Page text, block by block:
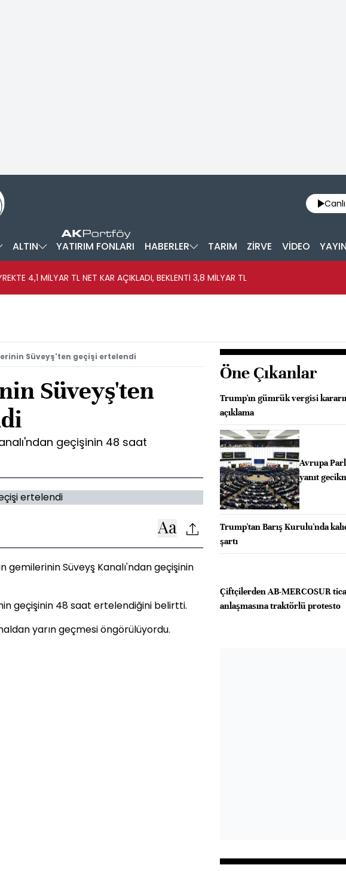
Canlı
ALTIN YATIRIM FONLARI HABERLER TARIM ZİRVE VİDEO
4,1 MİLYAR TL NET KAR AÇIKLADI, BEKLENTİ 3,8 MİLYAR TL
Süveyş'ten geçişi ertelendi
Süveyş'ten
geçişinin 48 saat
gemilerinin Süveyş Kanalı'ndan geçişinin
geçişinin 48 saat ertelendiğini belirtti.
yarın geçmesi öngörülüyordu.
Öne Çıkanlar
Trump'ın gümrük vergisi
açıklama
Avrupa
yanıt
Trump'tan Barış Kurulu'nda
şartı
Çiftçilerden AB-MERCOSUR
anlaşmasına traktörlü protesto